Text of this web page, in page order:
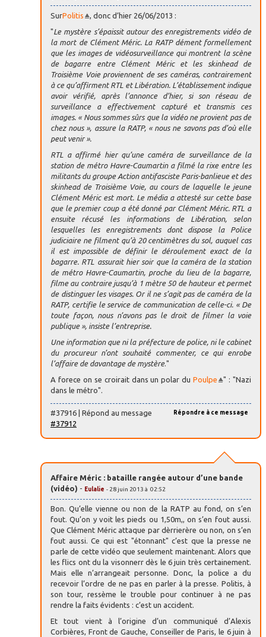
SurPolitis
, donc d’hier 26/06/2013 :
"Le mystère s’épaissit autour des enregistrements vidéo de
la mort de Clément Méric. La RATP dément formellement
que les images de vidéosurveillance qui montrent la scène
de bagarre entre Clément Méric et les skinhead de
Troisième Voie proviennent de ses caméras, contrairement
à ce qu’affirment RTL et Libération. L’établissement indique
avoir vérifié, après l’annonce d’hier, si son réseau de
surveillance a effectivement capturé et transmis ces
images. « Nous sommes sûrs que la vidéo ne provient pas de
chez nous », assure la RATP, « nous ne savons pas d’où elle
peut venir ».
RTL a affirmé hier qu’une caméra de surveillance de la
station de métro Havre-Caumartin a filmé la rixe entre les
militants du groupe Action antifasciste Paris-banlieue et des
skinhead de Troisième Voie, au cours de laquelle le jeune
Clément Méric est mort. Le média a attesté sur cette base
que le premier coup a été donné par Clément Méric. RTL a
ensuite récusé les informations de Libération, selon
lesquelles les enregistrements dont dispose la Police
judiciaire ne filment qu’à 20 centimètres du sol, auquel cas
il est impossible de définir le déroulement exact de la
bagarre. RTL assurait hier soir que la caméra de la station
de métro Havre-Caumartin, proche du lieu de la bagarre,
filme au contraire jusqu’à 1 mètre 50 de hauteur et permet
de distinguer les visages. Or il ne s’agit pas de caméra de la
RATP, certifie le service de communication de celle-ci. « De
toute façon, nous n’avons pas le droit de filmer la voie
publique », insiste l’entreprise.
Une information que ni la préfecture de police, ni le cabinet
du procureur n’ont souhaité commenter, ce qui enrobe
l’affaire de davantage de mystère."
A forece on se croirait dans un polar duPoulpe
" : "Nazi
dans le métro".
Répondre à ce message
#37916 | Répond au message
#37912
Affaire Méric : bataille rangée autour d’une bande
(vidéo) - Eulalie - 28 juin 2013 à 02:52
Bon. Qu’elle vienne ou non de la RATP au fond, on s’en
fout. Qu’on y voit les pieds ou 1,50m,, on s’en fout aussi.
Que Clément Méric attaque par dèrrierère ou non, on s’en
fout aussi. Ce qui est "étonnant" c’est que la presse ne
parle de cette vidéo que seulement maintenant. Alors que
les flics ont du la visonnerr dès le 6 juin très certainement.
Mais elle n’arrangeait personne. Donc, la police a du
recevoir l’ordre de ne pas en parler à la presse. Politis, à
son tour, ressème le trouble pour continuer à ne pas
rendre la faits évidents : c’est un accident.
Et tout vient à l’origine d’un communiqué d’Alexis
Corbières, Front de Gauche, Conseiller de Paris, le 6 juin à